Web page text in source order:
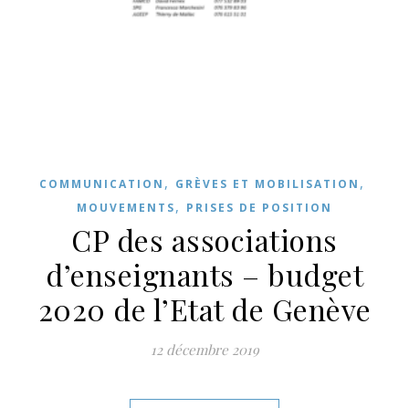
COMMUNICATION , GRÈVES ET MOBILISATION ,
MOUVEMENTS, PRISES DE POSITION
CP des associations
d’enseignants – budget
2020 de l’Etat de Genève
12 décembre 2019